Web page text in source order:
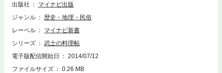
９９５年「桃鬼城伝奇」で、第２回歴史群像大賞受賞。同年「二万三千日
の幽霊」で、第３４回オール讀物推理小説新人賞も受賞。脚本家として手
して仕立て直し、映画（フィクション）化。映画関係者のみならず高い評
価を受けた。※著者略歴は書籍刊行時のものを表示しています。
出版社
マイナビ出版
ジャンル
歴史・地理・民俗
レーベル
マイナビ新書
シリーズ
武士の料理帖
電子版配信開始日
2014/07/12
ファイルサイズ
0.26 MB